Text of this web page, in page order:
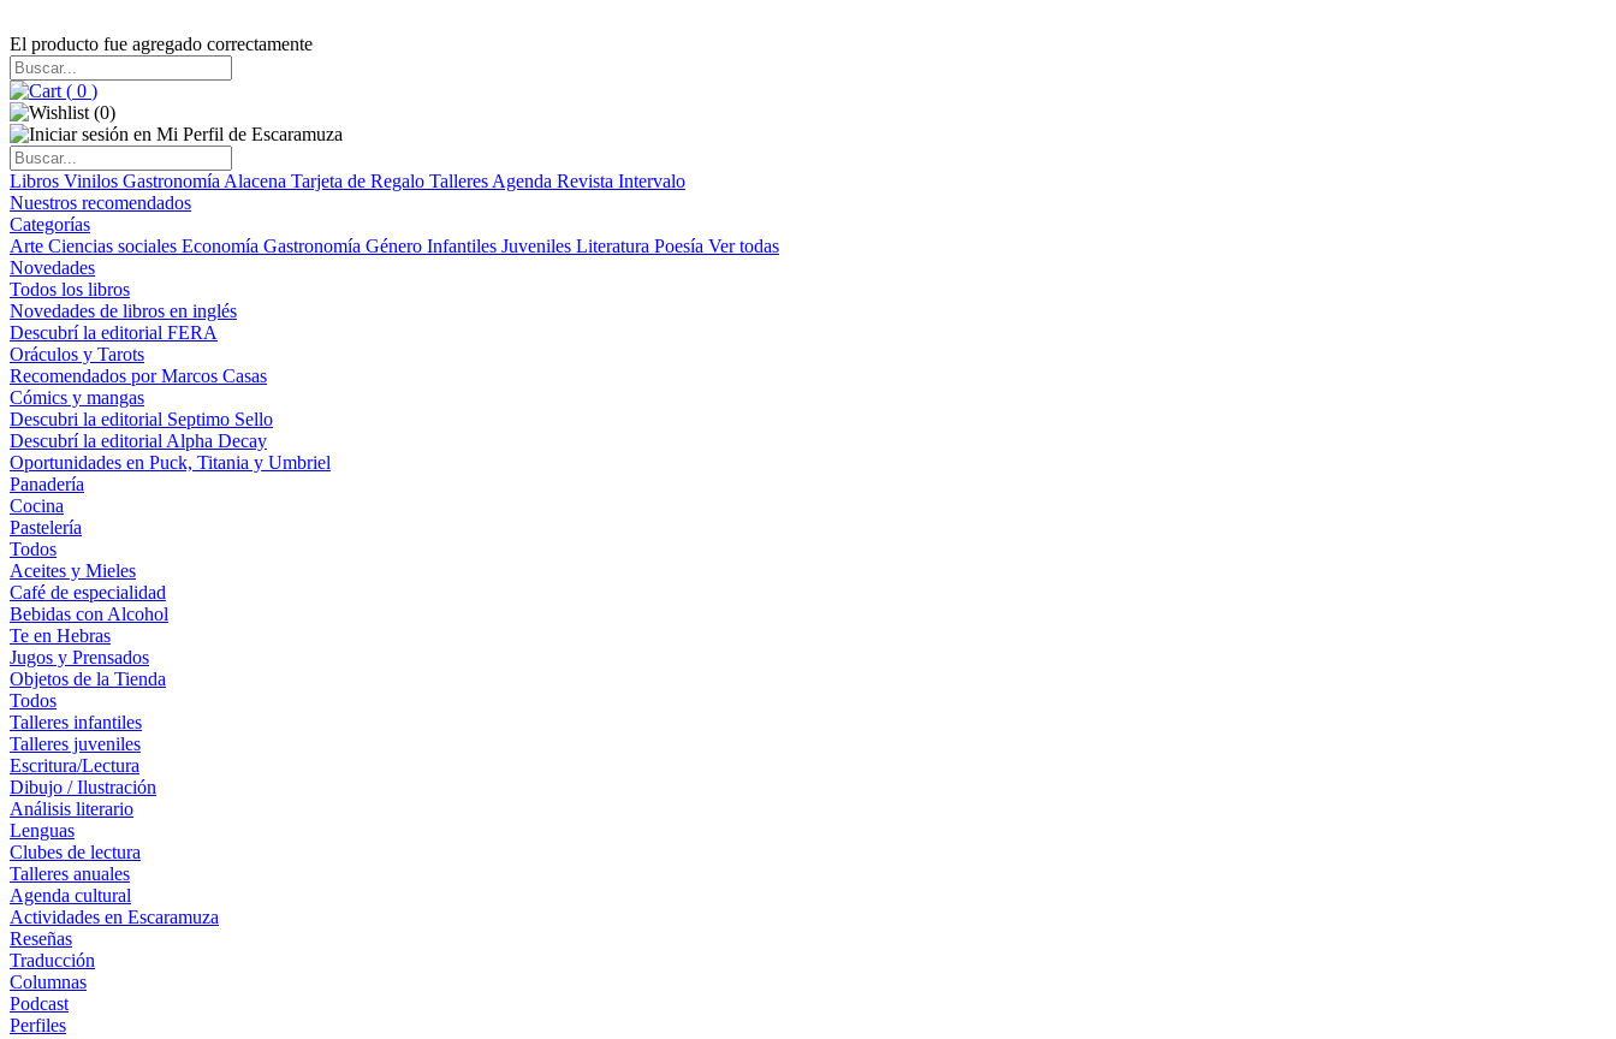
El producto fue agregado correctamente
( 0 )
(0)
Libros Vinilos Gastronomía Alacena Tarjeta de Regalo Talleres Agenda Revista Intervalo
Nuestros recomendados
Categorías
Arte Ciencias sociales Economía Gastronomía Género Infantiles Juveniles Literatura Poesía Ver todas
Novedades
Todos los libros
Novedades de libros en inglés
Descubrí la editorial FERA
Oráculos y Tarots
Recomendados por Marcos Casas
Cómics y mangas
Descubri la editorial Septimo Sello
Descubrí la editorial Alpha Decay
Oportunidades en Puck, Titania y Umbriel
Panadería
Cocina
Pastelería
Todos
Aceites y Mieles
Café de especialidad
Bebidas con Alcohol
Te en Hebras
Jugos y Prensados
Objetos de la Tienda
Todos
Talleres infantiles
Talleres juveniles
Escritura/Lectura
Dibujo / Ilustración
Análisis literario
Lenguas
Clubes de lectura
Talleres anuales
Agenda cultural
Actividades en Escaramuza
Reseñas
Traducción
Columnas
Podcast
Perfiles